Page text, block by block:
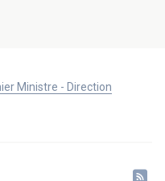
Ministre - Direction